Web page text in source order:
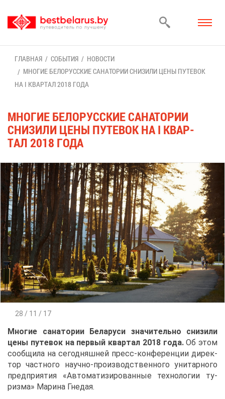
ГЛАВ­НАЯ СО­БЫ­ТИЯ
НО­ВО­СТИ
МНО­ГИЕ БЕ­ЛО­РУС­СКИЕ СА­НА­ТО­РИИ СНИ­ЗИ­ЛИ ЦЕ­НЫ ПУ­ТЕ­ВОК
НА I КВАР­ТАЛ 2018 ГО­ДА
МНО­ГИЕ БЕ­ЛО­РУС­СКИЕ СА­НА­ТО­РИИ
СНИ­ЗИ­ЛИ ЦЕ­НЫ ПУ­ТЕ­ВОК НА I КВАР­
ТАЛ 2018 ГО­ДА
28 / 11 / 17
Мно­гие са­на­то­рии Бе­ла­ру­си зна­чи­тель­но сни­зи­ли
це­ны пу­те­вок на пер­вый квар­тал 2018 го­да.Об этом
со­об­щи­ла на се­го­дняш­ней пресс-кон­фе­рен­ции ди­рек­
тор част­но­го на­уч­но-про­из­вод­ствен­но­го уни­тар­но­го
пред­при­я­тия «Ав­то­ма­ти­зи­ро­ван­ные тех­но­ло­гии ту­
риз­ма» Ма­ри­на Гне­дая.